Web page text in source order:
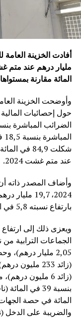
المائة مقارنة
وأوضحت الخزينة
حول إحصائيات
شكلت 84,9
عند متم غشت 2024.
وأضاف المصدر ذاته
بارتفاع نسبته 5,8 في المائة.
الجماعات الترابية من
2,05 مليار
(زائد 6 مليون
المائة في حصة
والضريبة على الدخل (ناقص 283